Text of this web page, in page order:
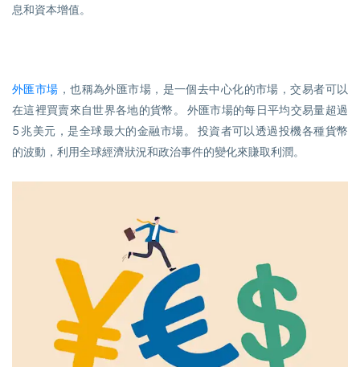
息和資本增值。
外匯市場 ，也稱為外匯市場，是一個去中心化的市場，交易者可以
在這裡買賣來自世界各地的貨幣。 外匯市場的每日平均交易量超過
5 兆美元，是全球最大的金融市場。 投資者可以透過投機各種貨幣
的波動，利用全球經濟狀況和政治事件的變化來賺取利潤。